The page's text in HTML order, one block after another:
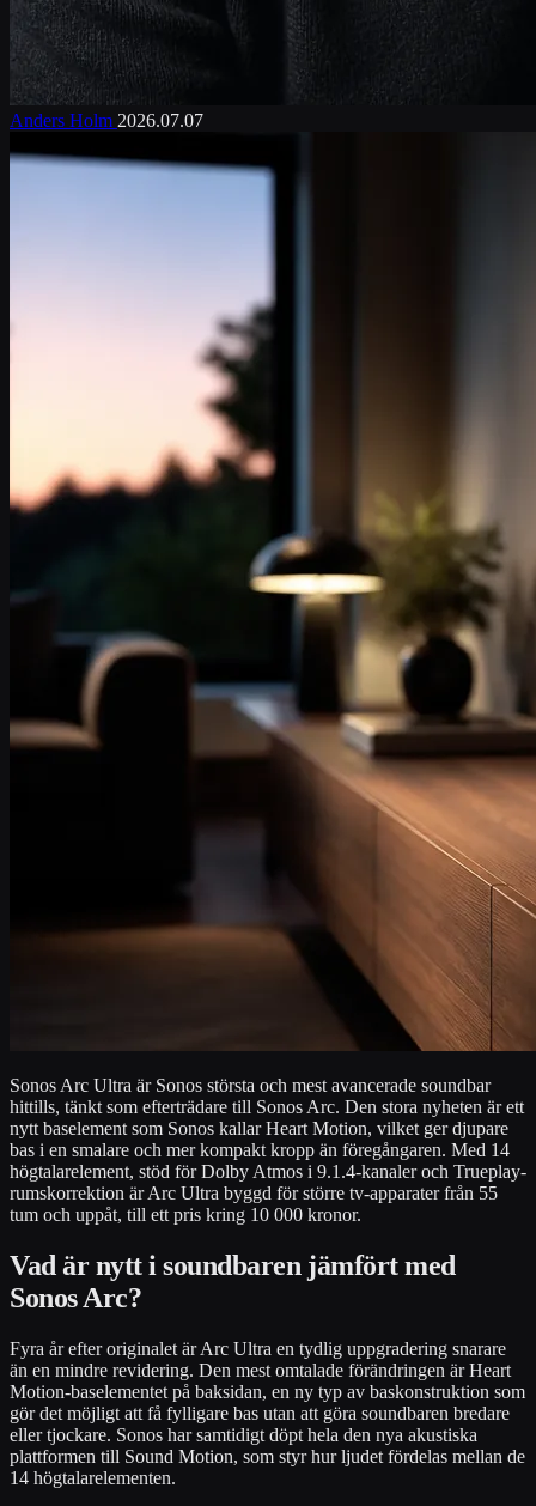
Anders Holm 2026.07.07
Sonos Arc Ultra är Sonos största och mest avancerade soundbar
hittills, tänkt som efterträdare till Sonos Arc. Den stora nyheten är ett
nytt baselement som Sonos kallar Heart Motion, vilket ger djupare
bas i en smalare och mer kompakt kropp än föregångaren. Med 14
högtalarelement, stöd för Dolby Atmos i 9.1.4-kanaler och Trueplay-
rumskorrektion är Arc Ultra byggd för större tv-apparater från 55
tum och uppåt, till ett pris kring 10 000 kronor.
Vad är nytt i soundbaren jämfört med
Sonos Arc?
Fyra år efter originalet är Arc Ultra en tydlig uppgradering snarare
än en mindre revidering. Den mest omtalade förändringen är Heart
Motion-baselementet på baksidan, en ny typ av baskonstruktion som
gör det möjligt att få fylligare bas utan att göra soundbaren bredare
eller tjockare. Sonos har samtidigt döpt hela den nya akustiska
plattformen till Sound Motion, som styr hur ljudet fördelas mellan de
14 högtalarelementen.